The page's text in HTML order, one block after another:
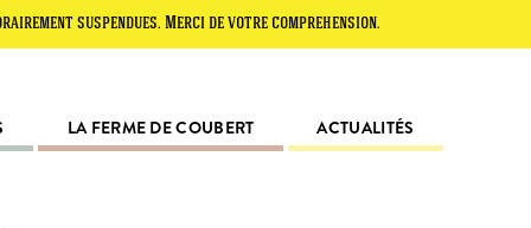
Merci de votre compréhension.
LA FERME DE COUBERT ACTUALITÉS